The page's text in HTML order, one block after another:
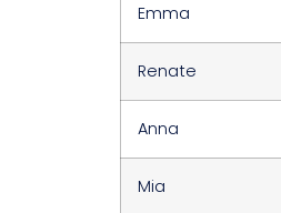
Emma
Renate
Anna
Mia